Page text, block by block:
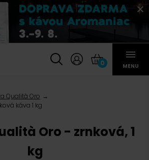
0 MENU
Qualità Oro
káva 1 kg
Oro - zrnková, 1
kg